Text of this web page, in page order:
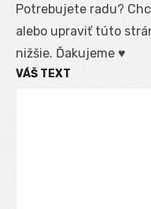
Potrebujete radu?
alebo upraviť túto
nižšie. Ďakujeme ♥
VÁŠ TEXT